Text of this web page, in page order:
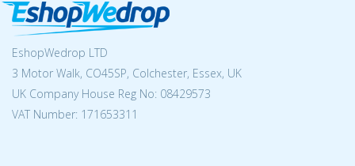
EshopWedrop LTD
3 Motor Walk, CO45SP, Colchester, Essex, UK
UK Company House Reg No: 08429573
VAT Number: 171653311